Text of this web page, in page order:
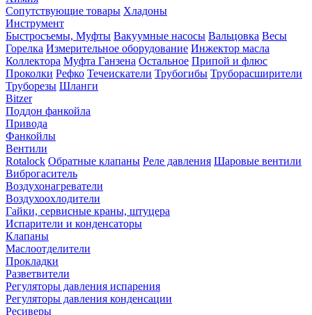
Сопутствующие товары Хладоны
Инструмент
Быстросъемы, Муфты Вакуумные насосы Вальцовка Весы
Горелка Измерительное оборудование Инжектор масла
Коллектора Муфта Ганзена Остальное Припой и флюс
Проколки Рефко Течеискатели Трубогибы Труборасширители
Труборезы Шланги
Bitzer
Поддон фанкойла
Привода
Фанкойлы
Вентили
Rotalock Обратные клапаны Реле давления Шаровые вентили
Виброгаситель
Воздухонагреватели
Воздухоохлодители
Гайки, сервисные краны, штуцера
Испарители и конденсаторы
Клапаны
Маслоотделители
Прокладки
Разветвители
Регуляторы давления испарения
Регуляторы давления конденсации
Ресиверы